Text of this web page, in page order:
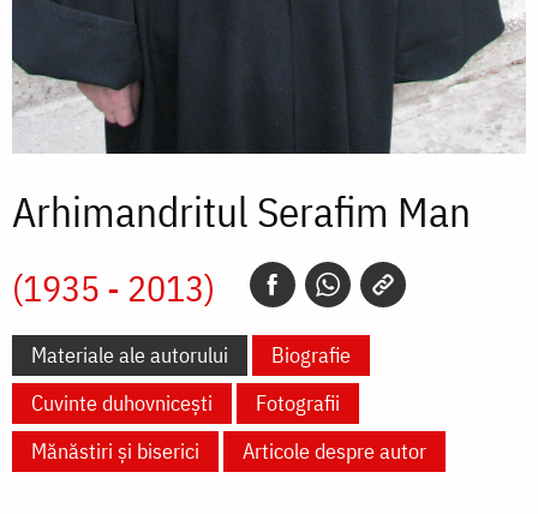
Arhimandritul Serafim Man
(1935 - 2013)
Materiale ale autorului
Biografie
Cuvinte duhovnicești
Fotografii
Mănăstiri și biserici
Articole despre autor